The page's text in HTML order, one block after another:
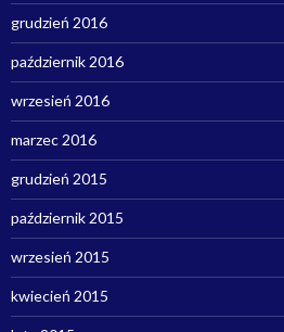
grudzień 2016
październik 2016
wrzesień 2016
marzec 2016
grudzień 2015
październik 2015
wrzesień 2015
kwiecień 2015